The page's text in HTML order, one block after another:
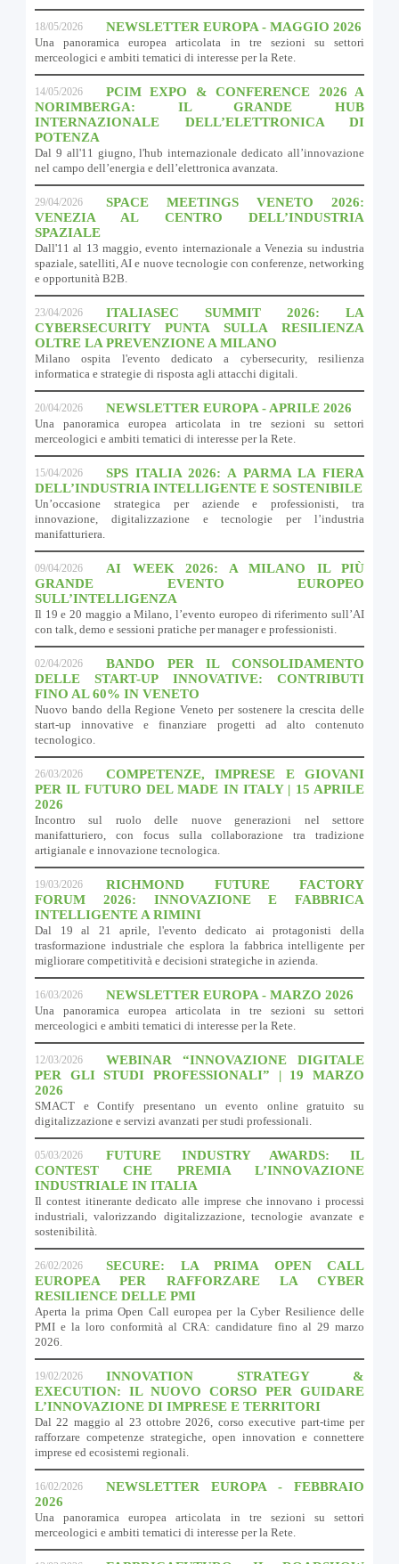
18/05/2026 NEWSLETTER EUROPA - MAGGIO 2026
Una panoramica europea articolata in tre sezioni su settori
merceologici e ambiti tematici di interesse per la Rete.
14/05/2026
PCIM EXPO & CONFERENCE 2026 A
NORIMBERGA: IL GRANDE HUB
INTERNAZIONALE DELL’ELETTRONICA DI
POTENZA
Dal 9 all'11 giugno, l'hub internazionale dedicato all’innovazione
nel campo dell’energia e dell’elettronica avanzata.
29/04/2026
SPACE MEETINGS VENETO 2026:
VENEZIA AL CENTRO DELL’INDUSTRIA
SPAZIALE
Dall'11 al 13 maggio, evento internazionale a Venezia su industria
spaziale, satelliti, AI e nuove tecnologie con conferenze, networking
e opportunità B2B.
23/04/2026
ITALIASEC SUMMIT 2026: LA
CYBERSECURITY PUNTA SULLA RESILIENZA
OLTRE LA PREVENZIONE A MILANO
Milano ospita l'evento dedicato a cybersecurity, resilienza
informatica e strategie di risposta agli attacchi digitali.
20/04/2026 NEWSLETTER EUROPA - APRILE 2026
Una panoramica europea articolata in tre sezioni su settori
merceologici e ambiti tematici di interesse per la Rete.
15/04/2026
SPS ITALIA 2026: A PARMA LA FIERA
DELL’INDUSTRIA INTELLIGENTE E SOSTENIBILE
Un’occasione strategica per aziende e professionisti, tra
innovazione, digitalizzazione e tecnologie per l’industria
manifatturiera.
09/04/2026
AI WEEK 2026: A MILANO IL PIÙ
GRANDE EVENTO EUROPEO
SULL’INTELLIGENZA
Il 19 e 20 maggio a Milano, l’evento europeo di riferimento sull’AI
con talk, demo e sessioni pratiche per manager e professionisti.
02/04/2026
BANDO PER IL CONSOLIDAMENTO
DELLE START-UP INNOVATIVE: CONTRIBUTI
FINO AL 60% IN VENETO
Nuovo bando della Regione Veneto per sostenere la crescita delle
start-up innovative e finanziare progetti ad alto contenuto
tecnologico.
26/03/2026
COMPETENZE, IMPRESE E GIOVANI
PER IL FUTURO DEL MADE IN ITALY | 15 APRILE
2026
Incontro sul ruolo delle nuove generazioni nel settore
manifatturiero, con focus sulla collaborazione tra tradizione
artigianale e innovazione tecnologica.
19/03/2026
RICHMOND FUTURE FACTORY
FORUM 2026: INNOVAZIONE E FABBRICA
INTELLIGENTE A RIMINI
Dal 19 al 21 aprile, l'evento dedicato ai protagonisti della
trasformazione industriale che esplora la fabbrica intelligente per
migliorare competitività e decisioni strategiche in azienda.
16/03/2026 NEWSLETTER EUROPA - MARZO 2026
Una panoramica europea articolata in tre sezioni su settori
merceologici e ambiti tematici di interesse per la Rete.
12/03/2026
WEBINAR “INNOVAZIONE DIGITALE
PER GLI STUDI PROFESSIONALI” | 19 MARZO
2026
SMACT e Contify presentano un evento online gratuito su
digitalizzazione e servizi avanzati per studi professionali.
05/03/2026
FUTURE INDUSTRY AWARDS: IL
CONTEST CHE PREMIA L’INNOVAZIONE
INDUSTRIALE IN ITALIA
Il contest itinerante dedicato alle imprese che innovano i processi
industriali, valorizzando digitalizzazione, tecnologie avanzate e
sostenibilità.
26/02/2026
SECURE: LA PRIMA OPEN CALL
EUROPEA PER RAFFORZARE LA CYBER
RESILIENCE DELLE PMI
Aperta la prima Open Call europea per la Cyber Resilience delle
PMI e la loro conformità al CRA: candidature fino al 29 marzo
2026.
19/02/2026
INNOVATION STRATEGY &
EXECUTION: IL NUOVO CORSO PER GUIDARE
L’INNOVAZIONE DI IMPRESE E TERRITORI
Dal 22 maggio al 23 ottobre 2026, corso executive part-time per
rafforzare competenze strategiche, open innovation e connettere
imprese ed ecosistemi regionali.
16/02/2026
NEWSLETTER EUROPA - FEBBRAIO
2026
Una panoramica europea articolata in tre sezioni su settori
merceologici e ambiti tematici di interesse per la Rete.